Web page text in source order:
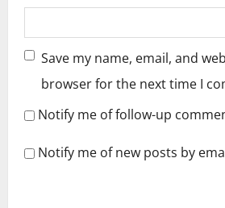
Save my name, email, and
browser for the next time I
Notify me of follow-up
Notify me of new posts by